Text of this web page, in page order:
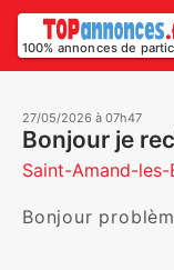
100% annonces de
27/05/2026 à 07h47
Bonjour je
Saint-Amand-les-
Bonjour